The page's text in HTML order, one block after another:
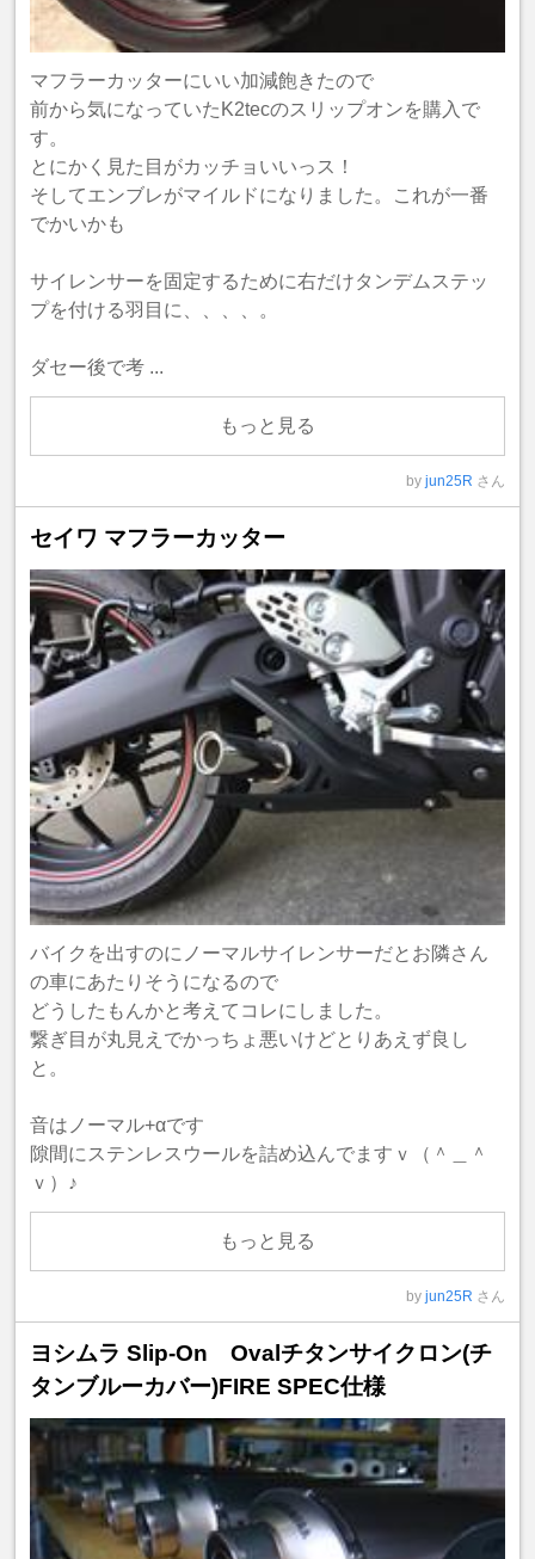
マフラーカッターにいい加減飽きたので
前から気になっていたK2tecのスリップオンを購入で
す。
とにかく見た目がカッチョいいっス！
そしてエンブレがマイルドになりました。これが一番
でかいかも
サイレンサーを固定するために右だけタンデムステッ
プを付ける羽目に、、、、。
ダセー後で考 ...
もっと見る
by jun25R さん
セイワ マフラーカッター
バイクを出すのにノーマルサイレンサーだとお隣さん
の車にあたりそうになるので
どうしたもんかと考えてコレにしました。
繋ぎ目が丸見えでかっちょ悪いけどとりあえず良し
と。
音はノーマル+αです
隙間にステンレスウールを詰め込んでますｖ（＾＿＾
ｖ）♪
もっと見る
by jun25R さん
ヨシムラ Slip-On Ovalチタンサイクロン(チ
タンブルーカバー)FIRE SPEC仕様